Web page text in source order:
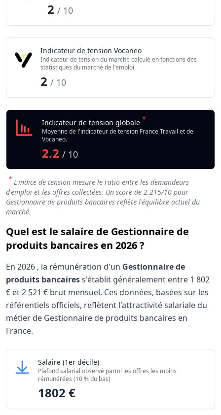
2/ 10
Indicateur de tension Vocaneo
Indicateur de tension du marché calculé en fonctions des
statistiques du marché de l'emploi.
2 / 10
Indicateur de tension globale *
Moyenne de l'indicateur de tension France Travail et de
Vocaneo.
2.2 / 10
* L'indice de tension mesure le ratio entre les demandeurs
d'emploi et les offres collectées. Un score de 2.215/10 pour
Gestionnaire de produits bancaires reflète l'équilibre actuel du
marché.
Quel est le salaire de Gestionnaire de
produits bancaires en 2026 ?
En 2026 , la rémunération d'un Gestionnaire de
produits bancairess'établit généralement entre 1 802
€ et2 521 € brut mensuel. Ces données, basées sur les
référentiels officiels, reflètent l'attractivité salariale du
métier de Gestionnaire de produits bancaires en
France.
Grille salariale Gestionnaire de produits bancaires
Niveau de salaire (Déciles)
Salaire minimum (10% les moins rémunérés)
Salaire maximum (10% les mieux rémunérés)
Salaire Gestionnaire de produits bancaires
(1er décile)
Plafond salarial observé parmi les offres les moins
rémunérées (10 % du bas)
1802 €